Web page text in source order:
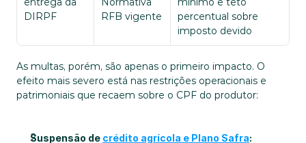
DIRPF
RFB vigente
percentual sobre
imposto devido
As multas, porém, são apenas o primeiro impacto. O
efeito mais severo está nas restrições operacionais e
patrimoniais que recaem sobre o CPF do produtor:
Suspensão de crédito agrícola e Plano Safra: